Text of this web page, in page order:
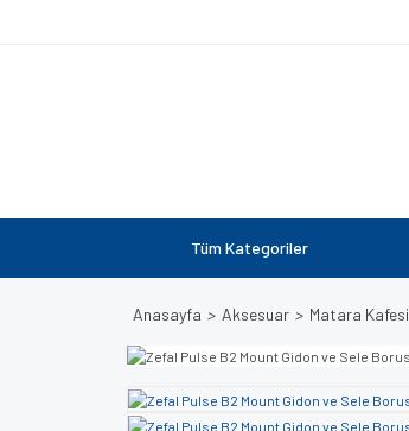
Tüm Kategoriler
Anasayfa Aksesuar Matara Kafesi